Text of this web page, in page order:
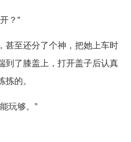
？”
甚至还分了个神，把她上车时
到了膝盖上，打开盖子后认真
的。
玩够。”